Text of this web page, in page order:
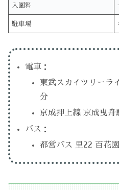
入園料
駐車場
電車：
東武スカイツリーラ
分
京成押上線 京成曳舟
バス：
都営バス 里22 百花